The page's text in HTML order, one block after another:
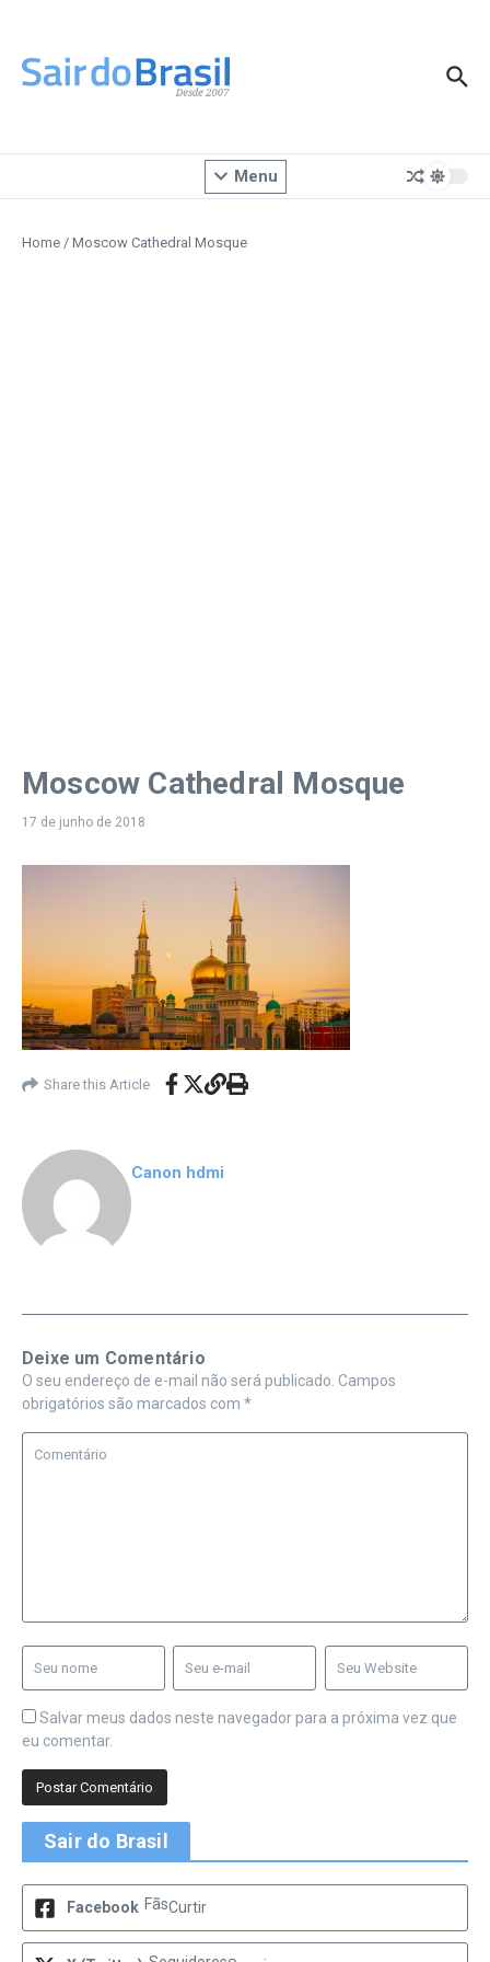
Menu
Home / Moscow Cathedral Mosque
Moscow Cathedral Mosque
17 de junho de 2018
Share this Article
Canon hdmi
Deixe um Comentário
O seu endereço de e-mail não será publicado. Campos
obrigatórios são marcados com *
Salvar meus dados neste navegador para a próxima vez que
eu comentar.
Sair do Brasil
Facebook FãsCurtir